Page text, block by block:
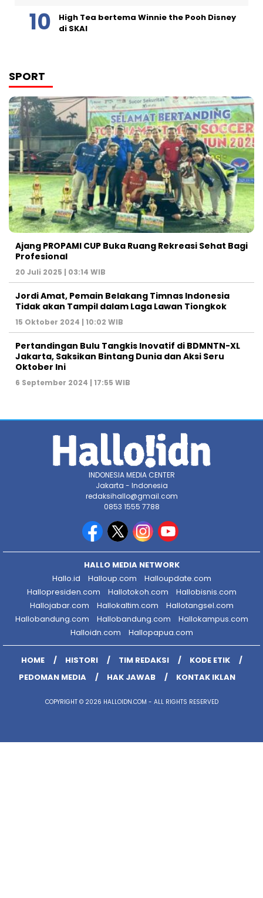
High Tea bertema Winnie the Pooh Disney
di SKAI
SPORT
Ajang PROPAMI CUP Buka Ruang Rekreasi Sehat Bagi
Profesional
20 Juli 2025 | 03:14 WIB
Jordi Amat, Pemain Belakang Timnas Indonesia
Tidak akan Tampil dalam Laga Lawan Tiongkok
15 Oktober 2024 | 10:02 WIB
Pertandingan Bulu Tangkis Inovatif di BDMNTN-XL
Jakarta, Saksikan Bintang Dunia dan Aksi Seru
Oktober Ini
6 September 2024 | 17:55 WIB
INDONESIA MEDIA CENTER
Jakarta - Indonesia
redaksihallo@gmail.com
0853 1555 7788
HALLO MEDIA NETWORK
Hallo.id
Halloup.com
Halloupdate.com
Hallopresiden.com
Hallotokoh.com
Hallobisnis.com
Hallojabar.com
Hallokaltim.com
Hallotangsel.com
Hallobandung.com
Hallobandung.com
Hallokampus.com
Halloidn.com
Hallopapua.com
HOME HISTORI TIM REDAKSI
KODE ETIK
PEDOMAN MEDIA
HAK JAWAB KONTAK IKLAN
COPYRIGHT © 2026 HALLOIDN.COM - ALL RIGHTS RESERVED